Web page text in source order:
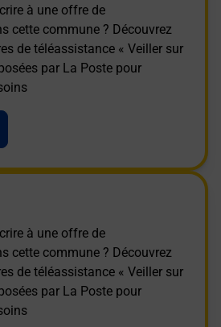
à une offre de
cette commune ? Découvrez
de téléassistance « Veiller sur
par La Poste pour
à une offre de
cette commune ? Découvrez
de téléassistance « Veiller sur
par La Poste pour